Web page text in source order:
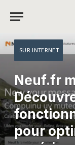
SUR INTERNET
Neuf.fr
pour